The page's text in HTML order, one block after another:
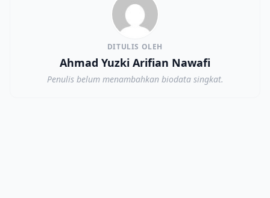
DITULIS OLEH
Ahmad Yuzki Arifian Nawafi
Penulis belum menambahkan biodata singkat.